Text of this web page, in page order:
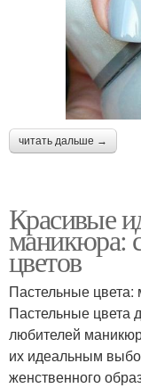
читать дальше →
Красивые
маникюра:
цветов
Пастельные цвета:
Пастельные цвета
любителей
их идеальным
женственного